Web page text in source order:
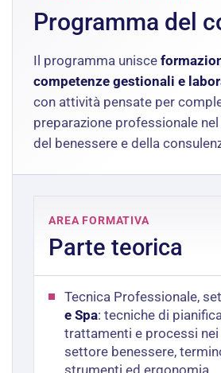
Programma del
Il programma unisce
competenze gestionali e
con attività pensate per
preparazione professionale
del benessere e della
AREA FORMATIVA
Parte teorica
Tecnica Professionale,
e Spa: tecniche di
trattamenti e processi nei
settore benessere,